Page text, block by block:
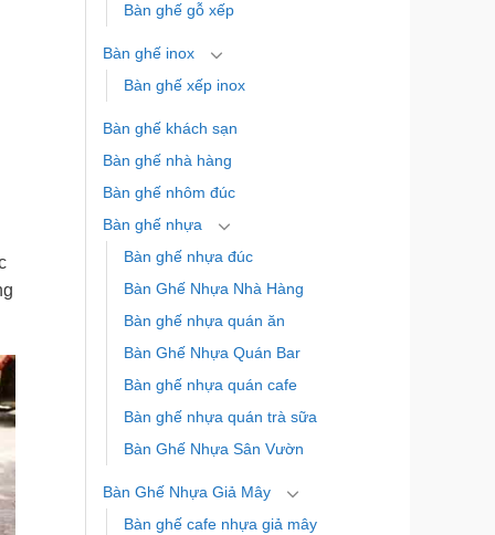
Bàn ghế gỗ xếp
Bàn ghế inox
Bàn ghế xếp inox
Bàn ghế khách sạn
Bàn ghế nhà hàng
Bàn ghế nhôm đúc
Bàn ghế nhựa
Bàn ghế nhựa đúc
Bàn Ghế Nhựa Nhà Hàng
Bàn ghế nhựa quán ăn
Bàn Ghế Nhựa Quán Bar
Bàn ghế nhựa quán cafe
Bàn ghế nhựa quán trà sữa
Bàn Ghế Nhựa Sân Vườn
Bàn Ghế Nhựa Giả Mây
Bàn ghế cafe nhựa giả mây